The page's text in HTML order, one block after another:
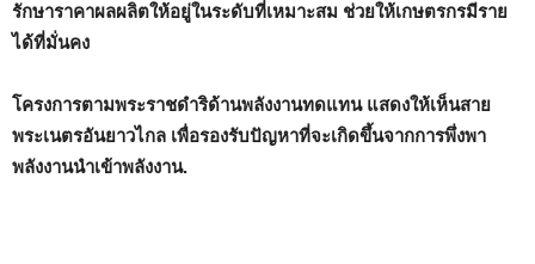
รักษาราคาผลผลิตให้อยู่ในระดับที่เหมาะสม ช่วยให้เกษตรกรมีราย
ได้ที่มั่นคง
โครงการตามพระราชดำริด้านพลังงานทดแทน แสดงให้เห็นสาย
พระเนตรอันยาวไกล เพื่อรองรับปัญหาที่จะเกิดขึ้นจากการพึ่งพา
พลังงานนำเข้าพลังงาน.